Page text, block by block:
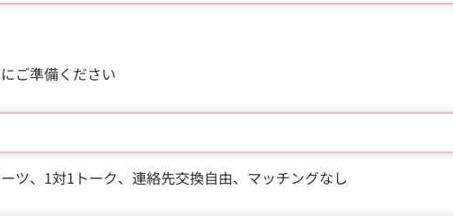
ご準備ください
ツ、1対1トーク、連絡先交換自由、マッチングなし